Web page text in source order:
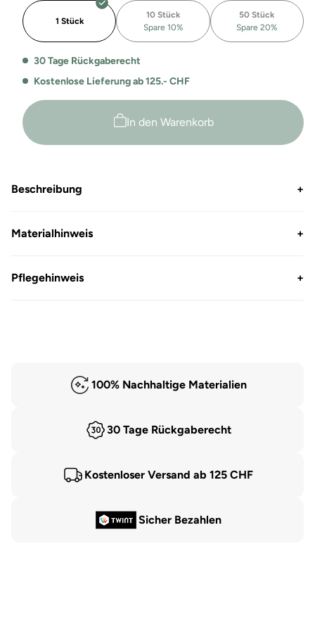
Polo
Elasthan
Polo
mit
Elasthan
1 Stück
10 Stück
Spare 10%
50 Stück
Spare 20%
30 Tage Rückgaberecht
Kostenlose Lieferung ab 125.- CHF
In den Warenkorb
Beschreibung +
Materialhinweis +
Pflegehinweis +
100% Nachhaltige Materialien
30 Tage Rückgaberecht
Kostenloser Versand ab 125 CHF
Sicher Bezahlen